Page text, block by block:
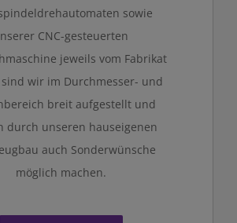
sowie
CNC-gesteuerten
jeweils vom Fabrikat
wir im Durchmesser- und
breit aufgestellt und
durch unseren hauseigenen
auch Sonderwünsche
möglich machen.